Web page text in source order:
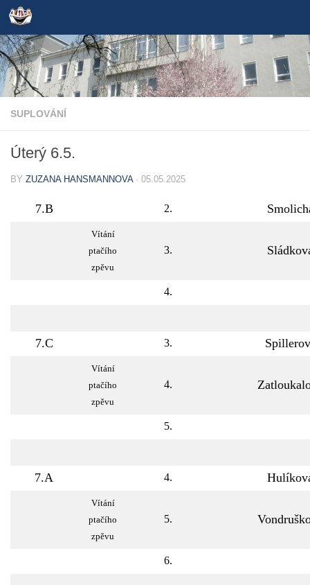
Skip to content
SUPLOVÁNÍ
Úterý 6.5.
BY ZUZANA HANSMANNOVA · 05.05.2025
7.B 2.
Vítání
ptačího
zpěvu
3.
4.
7.C 3.
Vítání
ptačího
zpěvu
4.
5.
7.A 4.
Vítání
ptačího
zpěvu
5.
6.